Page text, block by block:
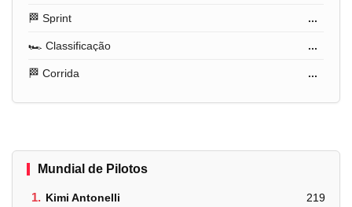
🏁 Sprint ...
🏎️ Classificação ...
🏁 Corrida ...
Mundial de Pilotos
1. Kimi Antonelli 219